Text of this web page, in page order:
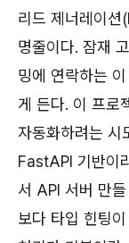
리드 제너레이
명줄이다. 잠재
밍에 연락하는
게 든다. 이 프로
자동화하려는 시
FastAPI 기반이
서 API 서버 만
보다 타입 힌팅